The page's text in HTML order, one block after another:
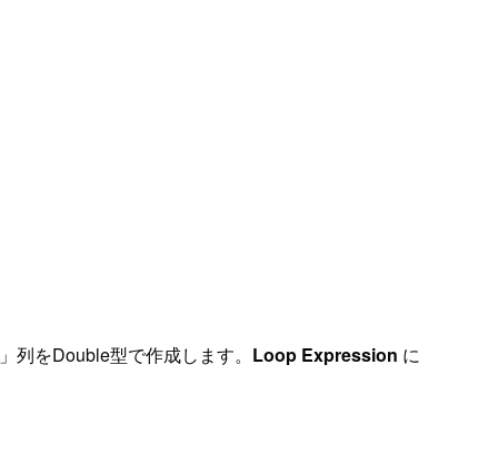
列をDouble型で作成します。 Loop Expression に